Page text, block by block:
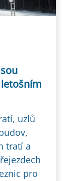
uzlů
tratí a
pro